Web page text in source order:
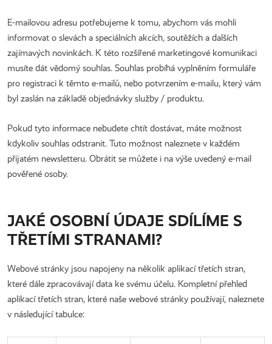
E-mailovou adresu potřebujeme k tomu, abychom vás mohli
informovat o slevách a speciálních akcích, soutěžích a dalších
zajímavých novinkách. K této rozšířené marketingové komunikaci
musíte dát vědomý souhlas. Souhlas probíhá vyplněním formuláře
pro registraci k těmto e-mailů, nebo potvrzením e-mailu, který vám
byl zaslán na základě objednávky služby / produktu.
Pokud tyto informace nebudete chtít dostávat, máte možnost
kdykoliv souhlas odstranit. Tuto možnost naleznete v každém
přijatém newsletteru. Obrátit se můžete i na výše uvedený e-mail
pověřené osoby.
JAKÉ OSOBNÍ ÚDAJE SDÍLÍME S
TŘETÍMI STRANAMI?
Webové stránky jsou napojeny na několik aplikací třetích stran,
které dále zpracovávají data ke svému účelu. Kompletní přehled
aplikací třetích stran, které naše webové stránky používají, naleznete
v následující tabulce: